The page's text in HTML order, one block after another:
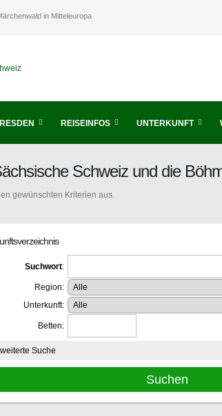
in Mitteleuropa
REISEINFOS UNTERKUNFT
Schweiz und die
gewünschten Kriterien aus.
Suchwort:
Region:
Unterkunft:
Betten:
Suche